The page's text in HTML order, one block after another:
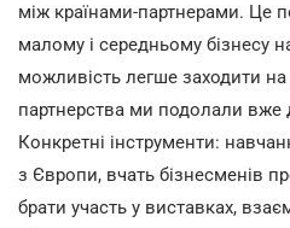
між країнами-партнерами. Це
малому і середньому бізнесу
можливість легше заходити
партнерства ми подолали вже
Конкретні інструменти:
з Європи, вчать бізнесменів
брати участь у виставках,